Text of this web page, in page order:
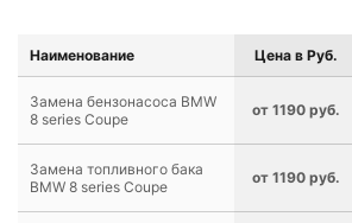
Наименование Цена в Руб.
Замена бензонасоса BMW
8 series Coupe
от 1190 руб.
Замена топливного бака
BMW 8 series Coupe
от 1190 руб.